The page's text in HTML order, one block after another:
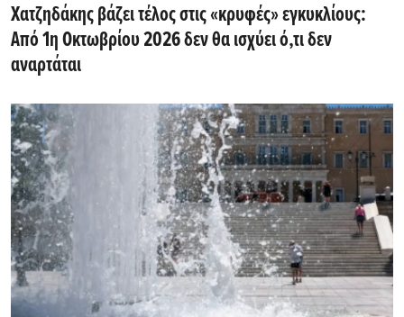
Χατζηδάκης βάζει τέλος στις «κρυφές» εγκυκλίους:
Από 1η Οκτωβρίου 2026 δεν θα ισχύει ό,τι δεν
αναρτάται